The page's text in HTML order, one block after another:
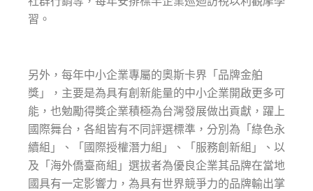
習。
另外，每年中小企業專屬的奧斯卡界「品牌金舶
獎」，主要是為具有創新能量的中小企業開啟更多可
能，也勉勵得獎企業積極為台灣發展做出貢獻，躍上
國際舞台，各組皆有不同評選標準，分別為「綠色永
續組」、「國際授權潛力組」、「服務創新組」、以
及「海外僑臺商組」選拔者為優良企業其品牌在當地
國具有一定影響力，為具有世界競爭力的品牌輸出掌